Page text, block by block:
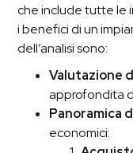
che include tutte le
i benefici di un
dell’analisi sono:
Valutazione
approfondita
Panoramica
economici: